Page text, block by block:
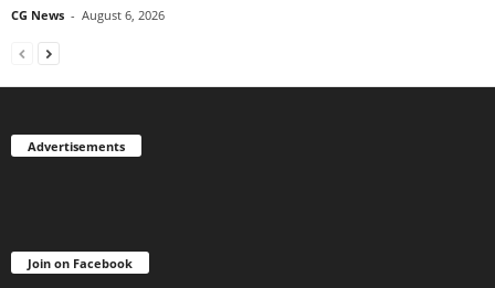
CG News - August 6, 2026
Advertisements
Join on Facebook